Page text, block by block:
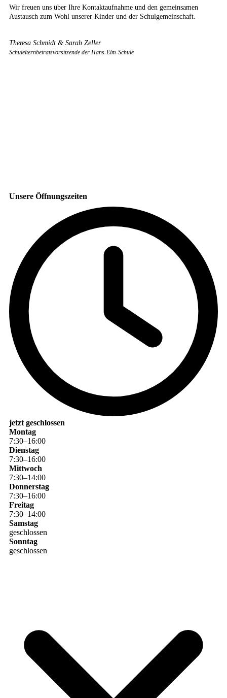
Wir freuen uns über Ihre Kontaktaufnahme und den gemeinsamen
Austausch zum Wohl unserer Kinder und der Schulgemeinschaft.
Theresa Schmidt & Sarah Zeller
Schulelternbeiratsvorsitzende der Hans-Elm-Schule
Unsere Öffnungszeiten
jetzt geschlossen
Montag
7:30–16:00
Dienstag
7:30–16:00
Mittwoch
7:30–14:00
Donnerstag
7:30–16:00
Freitag
7:30–14:00
Samstag
geschlossen
Sonntag
geschlossen